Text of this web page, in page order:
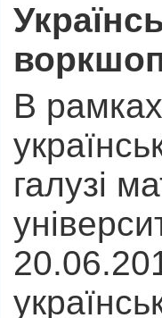
В
галузі